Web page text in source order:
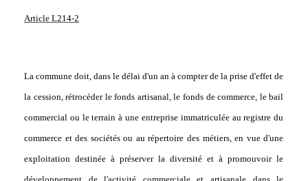
Article L214-2
La commune doit, dans le délai d'un an à compter de la prise d'effet de
la cession, rétrocéder le fonds artisanal, le fonds de commerce, le bail
commercial ou le terrain à une entreprise immatriculée au registre du
commerce et des sociétés ou au répertoire des métiers, en vue d'une
exploitation destinée à préserver la diversité et à promouvoir le